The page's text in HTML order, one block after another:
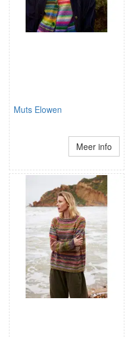
Muts Elowen
Meer info